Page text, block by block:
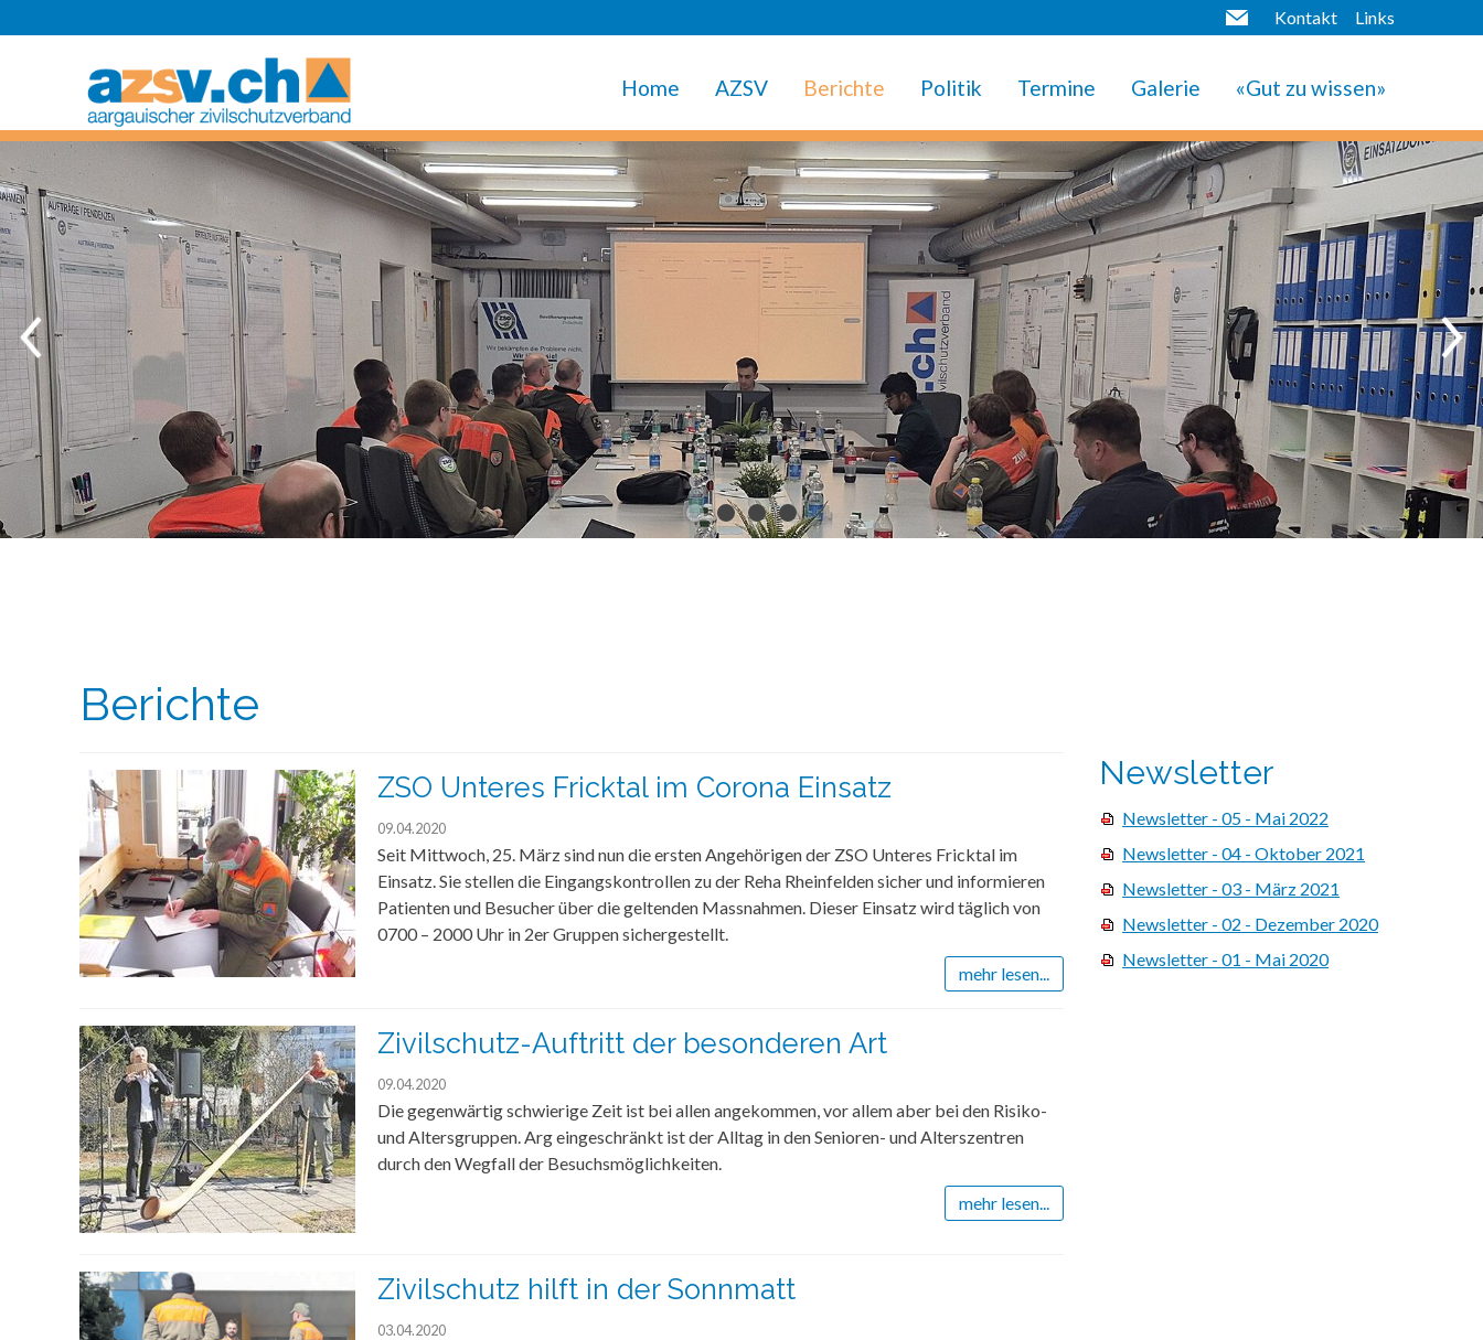
Links
Kontakt
Home AZSV Berichte Politik Termine Galerie «Gut zu wissen»
Berichte
ZSO Unteres Fricktal im Corona Einsatz
09.04.2020
Seit Mittwoch, 25. März sind nun die ersten Angehörigen der ZSO Unteres Fricktal im
Einsatz. Sie stellen die Eingangskontrollen zu der Reha Rheinfelden sicher und informieren
Patienten und Besucher über die geltenden Massnahmen. Dieser Einsatz wird täglich von
0700 – 2000 Uhr in 2er Gruppen sichergestellt.
mehr lesen...
Zivilschutz-Auftritt der besonderen Art
09.04.2020
Die gegenwärtig schwierige Zeit ist bei allen angekommen, vor allem aber bei den Risiko-
und Altersgruppen. Arg eingeschränkt ist der Alltag in den Senioren- und Alterszentren
durch den Wegfall der Besuchsmöglichkeiten.
mehr lesen...
Zivilschutz hilft in der Sonnmatt
03.04.2020
Newsletter
Newsletter - 05 - Mai 2022
Newsletter - 04 - Oktober 2021
Newsletter - 03 - März 2021
Newsletter - 02 - Dezember 2020
Newsletter - 01 - Mai 2020